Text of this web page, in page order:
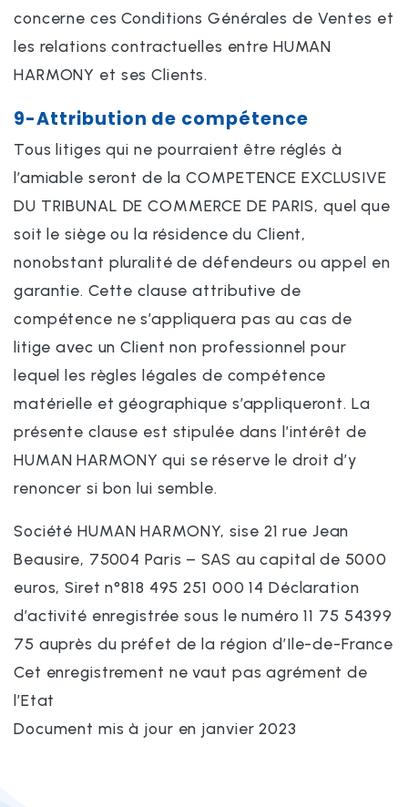
concerne ces Conditions Générales de Ventes et
les relations contractuelles entre HUMAN
HARMONY et ses Clients.
9-Attribution de compétence
Tous litiges qui ne pourraient être réglés à
l’amiable seront de la COMPETENCE EXCLUSIVE
DU TRIBUNAL DE COMMERCE DE PARIS, quel que
soit le siège ou la résidence du Client,
nonobstant pluralité de défendeurs ou appel en
garantie. Cette clause attributive de
compétence ne s’appliquera pas au cas de
litige avec un Client non professionnel pour
lequel les règles légales de compétence
matérielle et géographique s’appliqueront. La
présente clause est stipulée dans l’intérêt de
HUMAN HARMONY qui se réserve le droit d’y
renoncer si bon lui semble.
Société HUMAN HARMONY, sise 21 rue Jean
Beausire, 75004 Paris – SAS au capital de 5000
euros, Siret n°818 495 251 000 14 Déclaration
d’activité enregistrée sous le numéro 11 75 54399
75 auprès du préfet de la région d’Ile-de-France
Cet enregistrement ne vaut pas agrément de
l’Etat
Document mis à jour en janvier 2023